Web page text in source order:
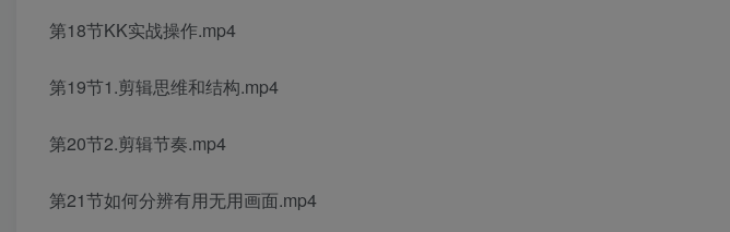
第18节KK实战操作.mp4
第19节1.剪辑思维和结构.mp4
第20节2.剪辑节奏.mp4
第21节如何分辨有用无用画面.mp4